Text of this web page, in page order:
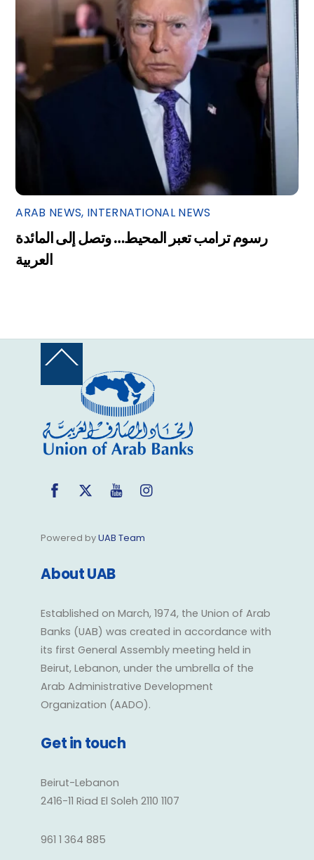
ARAB NEWS, INTERNATIONAL NEWS
رسوم ترامب تعبر المحيط… وتصل إلى المائدة
العربية
Back
Top
Facebook
Twitter YouTube
Powered byUAB Team
About UAB
Established on March, 1974, the Union of Arab
Banks (UAB) was created in accordance with
its first General Assembly meeting held in
Beirut, Lebanon, under the umbrella of the
Arab Administrative Development
Organization (AADO).
Get in touch
Beirut-Lebanon
2416-11 Riad El Soleh 2110 1107
961 1 364 885